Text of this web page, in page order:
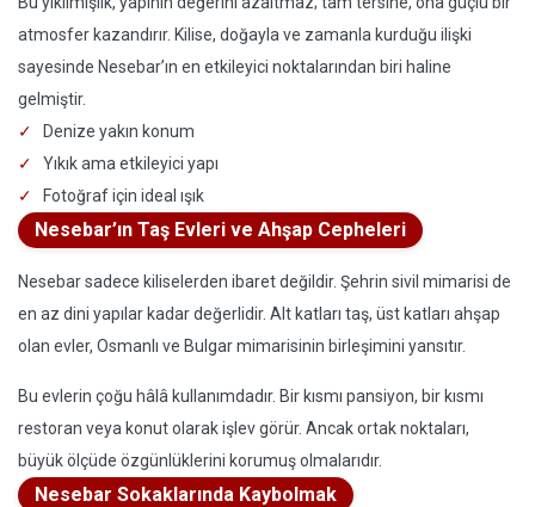
atmosfer kazandırır. Kilise, doğayla ve zamanla kurduğu ilişki
sayesinde Nesebar’ın en etkileyici noktalarından biri haline
gelmiştir.
Denize yakın konum
Yıkık ama etkileyici yapı
Fotoğraf için ideal ışık
Nesebar’ın Taş Evleri ve Ahşap Cepheleri
Nesebar sadece kiliselerden ibaret değildir. Şehrin sivil mimarisi de
en az dini yapılar kadar değerlidir. Alt katları taş, üst katları ahşap
olan evler, Osmanlı ve Bulgar mimarisinin birleşimini yansıtır.
Bu evlerin çoğu hâlâ kullanımdadır. Bir kısmı pansiyon, bir kısmı
restoran veya konut olarak işlev görür. Ancak ortak noktaları,
büyük ölçüde özgünlüklerini korumuş olmalarıdır.
Nesebar Sokaklarında Kaybolmak